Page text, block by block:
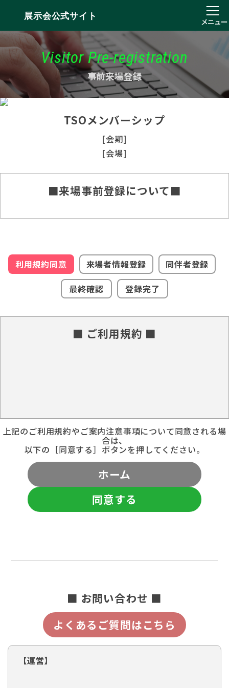
展示会公式サイト
メニュー
Visitor Pre-registration
事前来場登録
TSOメンバーシップ
[会期]
[会場]
■来場事前登録について■
利用規約同意 来場者情報登録
同伴者登録
最終確認
登録完了
■ ご利用規約 ■
上記のご利用規約やご案内注意事項について同意される場
合は、
以下の［同意する］ボタンを押してください。
ホーム
同意する
■ お問い合わせ ■
よくあるご質問はこちら
【運営】